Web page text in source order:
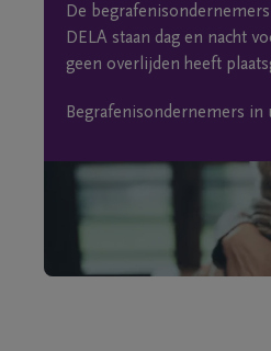
De
DELA staan dag en nacht
geen overlijden heeft
Begrafenisondernemers in